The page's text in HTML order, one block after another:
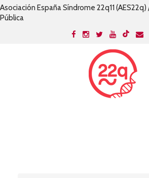
Asociación España Síndrome 22q11
Pública